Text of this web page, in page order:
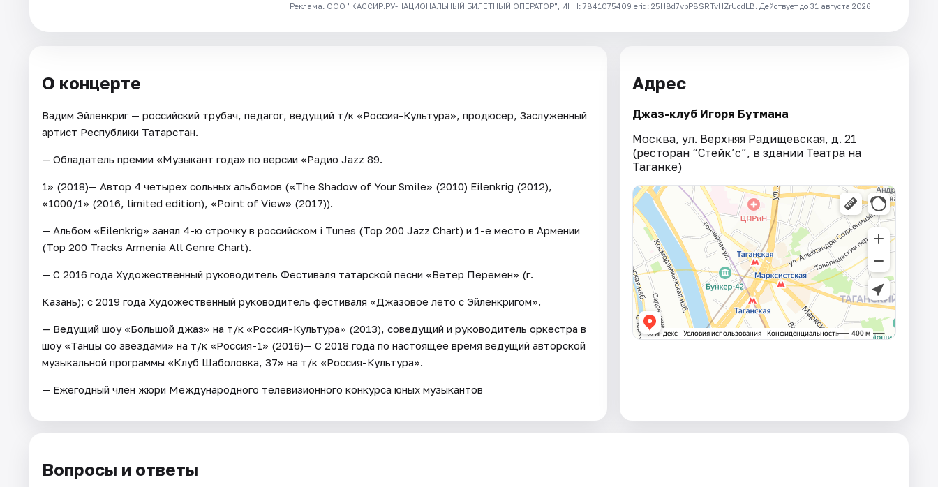
Реклама. ООО "КАССИР.РУ-НАЦИОНАЛЬНЫЙ БИЛЕТНЫЙ ОПЕРАТОР", ИНН: 7841075409 erid: 25H8d7vbP8SRTvHZrUcdLB. Действует до 31 августа 2026
О концерте
Вадим Эйленкриг — российский трубач, педагог, ведущий т/к «Россия-Культура», продюсер, Заслуженный
артист Республики Татарстан.
— Обладатель премии «Музыкант года» по версии «Радио Jazz 89.
1» (2018)— Автор 4 четырех сольных альбомов («The Shadow of Your Smile» (2010) Eilenkrig (2012),
«1000/1» (2016, limited edition), «Point of View» (2017)).
— Альбом «Eilenkrig» занял 4-ю строчку в российском i Tunes (Top 200 Jazz Chart) и 1-е место в Армении
(Top 200 Tracks Armenia All Genre Chart).
— С 2016 года Художественный руководитель Фестиваля татарской песни «Ветер Перемен» (г.
Казань); с 2019 года Художественный руководитель фестиваля «Джазовое лето с Эйленкригом».
— Ведущий шоу «Большой джаз» на т/к «Россия-Культура» (2013), соведущий и руководитель оркестра в
шоу «Танцы со звездами» на т/к «Россия-1» (2016)— С 2018 года по настоящее время ведущий авторской
музыкальной программы «Клуб Шаболовка, 37» на т/к «Россия-Культура».
— Ежегодный член жюри Международного телевизионного конкурса юных музыкантов
Адрес
Джаз-клуб Игоря Бутмана
Москва, ул. Верхняя Радищевская, д. 21
(ресторан “Стейк’c”, в здании Театра на
Таганке)
Вопросы и ответы